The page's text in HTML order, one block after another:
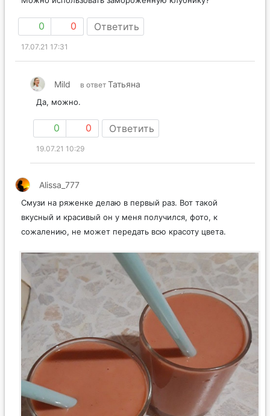
0 0 Ответить
17.07.21 17:31
Mild в ответ Татьяна
Да, можно.
0 0 Ответить
19.07.21 10:29
Alissa_777
Смузи на ряженке делаю в первый раз. Вот такой
вкусный и красивый он у меня получился, фото, к
сожалению, не может передать всю красоту цвета.